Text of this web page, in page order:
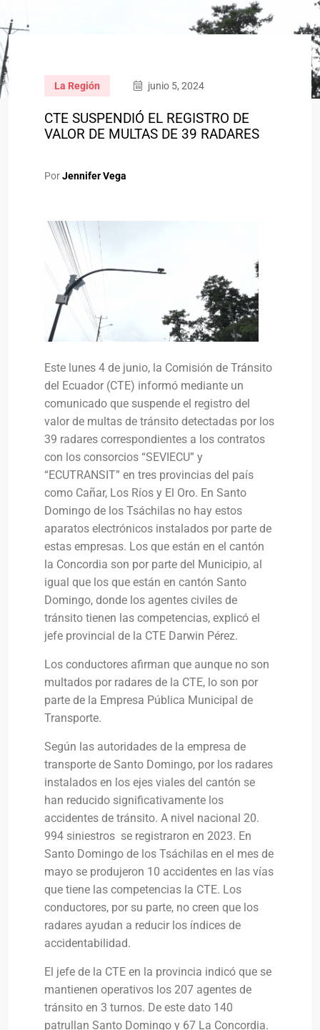
La Región junio 5, 2024
CTE SUSPENDIÓ EL REGISTRO DE
VALOR DE MULTAS DE 39 RADARES
PorJennifer Vega
Este lunes 4 de junio, la Comisión de Tránsito
del Ecuador (CTE) informó mediante un
comunicado que suspende el registro del
valor de multas de tránsito detectadas por los
39 radares correspondientes a los contratos
con los consorcios “SEVIECU” y
“ECUTRANSIT” en tres provincias del país
como Cañar, Los Ríos y El Oro. En Santo
Domingo de los Tsáchilas no hay estos
aparatos electrónicos instalados por parte de
estas empresas. Los que están en el cantón
la Concordia son por parte del Municipio, al
igual que los que están en cantón Santo
Domingo, donde los agentes civiles de
tránsito tienen las competencias, explicó el
jefe provincial de la CTE Darwin Pérez.
Los conductores afirman que aunque no son
multados por radares de la CTE, lo son por
parte de la Empresa Pública Municipal de
Transporte.
Según las autoridades de la empresa de
transporte de Santo Domingo, por los radares
instalados en los ejes viales del cantón se
han reducido significativamente los
accidentes de tránsito. A nivel nacional 20.
994 siniestros se registraron en 2023. En
Santo Domingo de los Tsáchilas en el mes de
mayo se produjeron 10 accidentes en las vías
que tiene las competencias la CTE. Los
conductores, por su parte, no creen que los
radares ayudan a reducir los índices de
accidentabilidad.
El jefe de la CTE en la provincia indicó que se
mantienen operativos los 207 agentes de
tránsito en 3 turnos. De este dato 140
patrullan Santo Domingo y 67 La Concordia.